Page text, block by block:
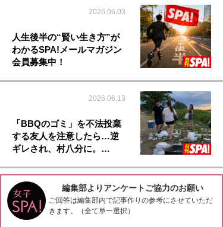
2026.06.03
人生後半の“賢い生き方”が
わかるSPA!メールマガジン
会員募集中！
2026.06.13
「BBQのゴミ」を不法投棄
する友人を注意したら…逆
ギレされ、村八分に。…